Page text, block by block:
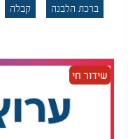
בכל יום על המצוות
כחדשים ממש, ללא
כשם שהלבנה נעלמת
גם האדם נדרש
מהתהליך לקראת
ברכת הלבנה
קבלה
שידור חי